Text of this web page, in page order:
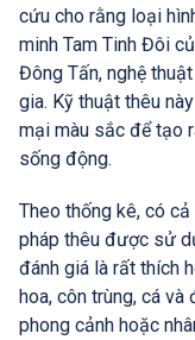
cứu cho rằng loại
minh Tam Tinh Đôi
Đông Tấn, nghệ
gia. Kỹ thuật thêu
mại màu sắc để tạo
sống động.
Theo thống kê, có
pháp thêu được sử
đánh giá là rất thích
hoa, côn trùng, cá
phong cảnh hoặc